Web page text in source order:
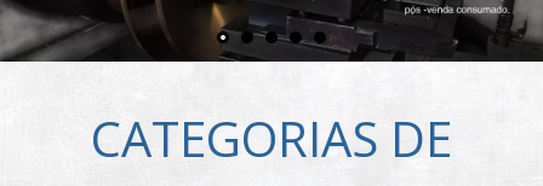
CATEGORIAS DE